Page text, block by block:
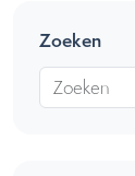
Zoeken